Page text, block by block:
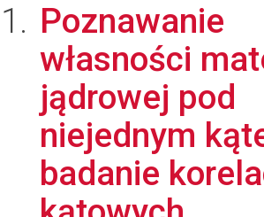
Poznawanie
własności
jądrowej pod
niejednym
badanie